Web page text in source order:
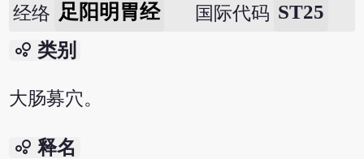
经络 足阳明胃经 国际代码 ST25
bubble_chart 类别
大肠募穴。
bubble_chart 释名